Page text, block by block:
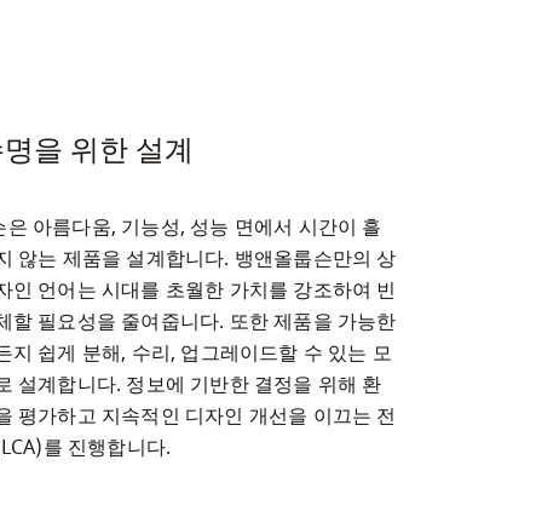
을 위한 설계
은 아름다움, 기능성, 성능 면에서 시간이 흘
않는 제품을 설계합니다. 뱅앤올룹슨만의 상
인 언어는 시대를 초월한 가치를 강조하여 빈
할 필요성을 줄여줍니다. 또한 제품을 가능한
지 쉽게 분해, 수리, 업그레이드할 수 있는 모
설계합니다. 정보에 기반한 결정을 위해 환
평가하고 지속적인 디자인 개선을 이끄는 전
를 진행합니다.